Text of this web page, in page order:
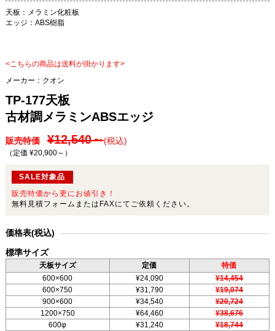
天板：メラミン化粧板
エッジ：ABS樹脂
<こちらの商品は送料が掛かります>
メーカー： クオン
TP-177天板
古材調メラミンABSエッジ
販売特価 ¥12,540～(税込)
（定価 ¥20,900～ ）
SALE対象品
販売特価から更にお値引き！
無料見積フォームまたはFAXにてご依頼ください。
価格表(税込)
標準サイズ
天板サイズ 定価
特価
600×600
¥24,090
¥14,454
600×750
¥31,790
¥19,074
900×600
¥34,540
¥20,724
1200×750
¥64,460
¥38,676
600φ
¥31,240
¥18,744